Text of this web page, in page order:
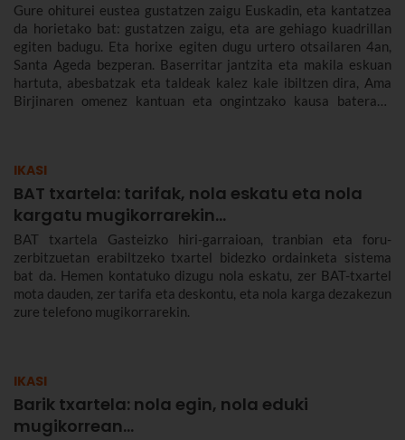
Gure ohiturei eustea gustatzen zaigu Euskadin, eta kantatzea
da horietako bat: gustatzen zaigu, eta are gehiago kuadrillan
egiten badugu. Eta horixe egiten dugu urtero otsailaren 4an,
Santa Ageda bezperan. Baserritar jantzita eta makila eskuan
hartuta, abesbatzak eta taldeak kalez kale ibiltzen dira, Ama
Birjinaren omenez kantuan eta ongintzako kausa baterako
IKASI
BAT txartela: tarifak, nola eskatu eta nola
kargatu mugikorrarekin...
BAT txartela Gasteizko hiri-garraioan, tranbian eta foru-
zerbitzuetan erabiltzeko txartel bidezko ordainketa sistema
bat da. Hemen kontatuko dizugu nola eskatu, zer BAT-txartel
mota dauden, zer tarifa eta deskontu, eta nola karga dezakezun
zure telefono mugikorrarekin.
IKASI
Barik txartela: nola egin, nola eduki
mugikorrean...